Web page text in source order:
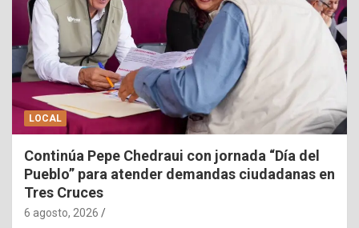
LOCAL
Continúa Pepe Chedraui con jornada “Día del
Pueblo” para atender demandas ciudadanas en
Tres Cruces
6 agosto, 2026